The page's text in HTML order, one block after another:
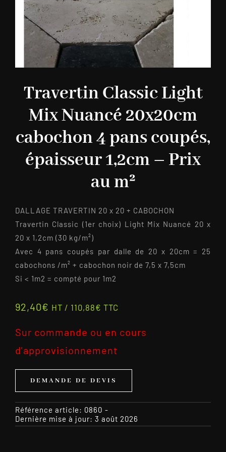
Travertin Classic Light
Mix Nuancé 20x20cm
cabochon 4 pans coupés,
épaisseur 1,2cm – Prix
au m²
DALLAGE TRAVERTIN 20 x 20 + CABOCHON
Travertin Classic (1er choix) Light Mix Nuancé 20 x
20 x 1,2cm (30 kg/m²)
Avec 4 pans coupés par dalle de 20 x 20cm = 25
cabochons /m² + cabochon noir de 7,5 x 7,5cm
Si < 1m2 = compté pour 1m2
92,40€ HT / 110,88€ TTC
Sur commande ou en cours
d'approvisionnement
DEMANDE DE DEVIS
Référence article: 0860 -
Dernière mise à jour: 3 août 2026